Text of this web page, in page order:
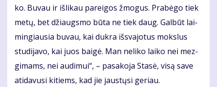
ko. Bu­vau ir iš­li­kau pa­rei­gos žmo­gus. Pra­bė­go tiek
me­tų, bet džiaugs­mo bū­ta ne tiek daug. Gal­būt lai­
min­giau­sia bu­vau, kai duk­ra iš­sva­jo­tus moks­lus
stu­di­ja­vo, kai juos bai­gė. Man ne­li­ko lai­ko nei mez­
gi­mams, nei au­di­mui“, – pa­sa­ko­ja Sta­sė, vi­są sa­ve
ati­da­vu­si ki­tiems, kad jie jaus­tų­si ge­riau.